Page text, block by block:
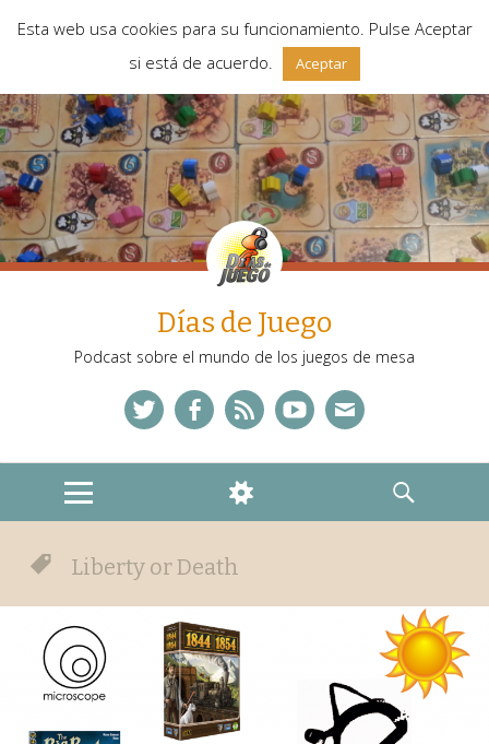
Días de Juego
Podcast sobre el mundo de los juegos de mesa
MENU
WIDGETS
SEARCH
Liberty or Death
Esta web usa cookies para su funcionamiento. Pulse Aceptar
si está de acuerdo.
Aceptar